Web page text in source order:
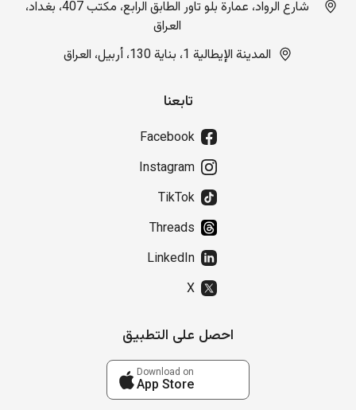
شارع الرواد، عمارة بلو تاور الطابق الرابع، مكتب 407، بغداد،
العراق
المدينة الإيطالية 1، بناية 130، أربيل، العراق
تابعنا
Facebook
Instagram
TikTok
Threads
LinkedIn
X
احصل على التطبيق
Download on
App Store